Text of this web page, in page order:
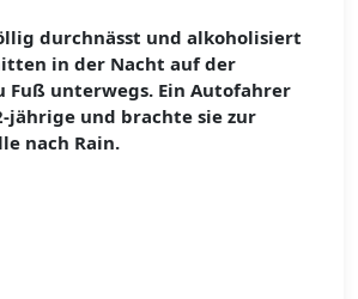
durchnässt und alkoholisiert
in der Nacht auf der
Fuß unterwegs. Ein Autofahrer
jährige und brachte sie zur
nach Rain.